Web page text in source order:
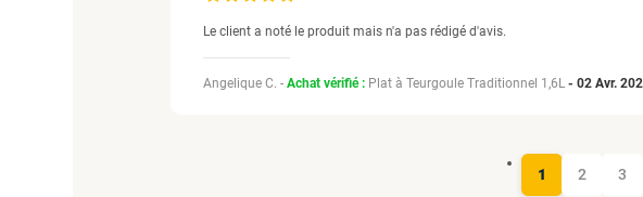
Le client a noté le produit mais n'a pas rédigé d'avis.
Angelique C. -Achat vérifié : Plat à Teurgoule Traditionnel 1,6L -02 Avr.
1 2 3